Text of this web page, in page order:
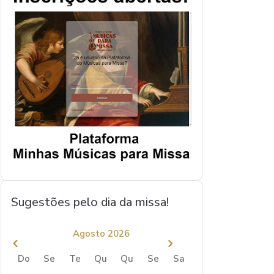
Sugestões pelo dia da missa!
Agosto 2026
Do Se Te Qu Qu Se
Sa